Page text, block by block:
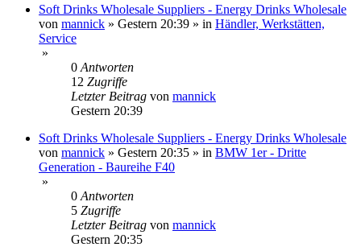
Soft Drinks Wholesale Suppliers - Energy Drinks Wholesale
von mannick » Gestern 20:39 » in Händler, Werkstätten,
Service
»
0 Antworten
12 Zugriffe
Letzter Beitrag von mannick
Gestern 20:39
Soft Drinks Wholesale Suppliers - Energy Drinks Wholesale
von mannick » Gestern 20:35 » in BMW 1er - Dritte
Generation - Baureihe F40
»
0 Antworten
5 Zugriffe
Letzter Beitrag von mannick
Gestern 20:35